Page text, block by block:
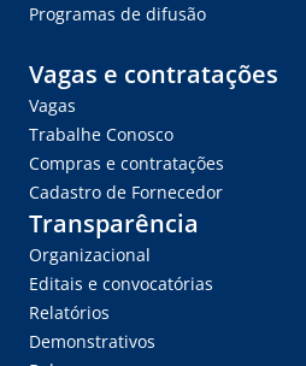
Programas de difusão
Vagas e contratações
Vagas
Trabalhe Conosco
Compras e contratações
Cadastro de Fornecedor
Transparência
Organizacional
Editais e convocatórias
Relatórios
Demonstrativos